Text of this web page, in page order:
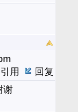
引用
回复
谢